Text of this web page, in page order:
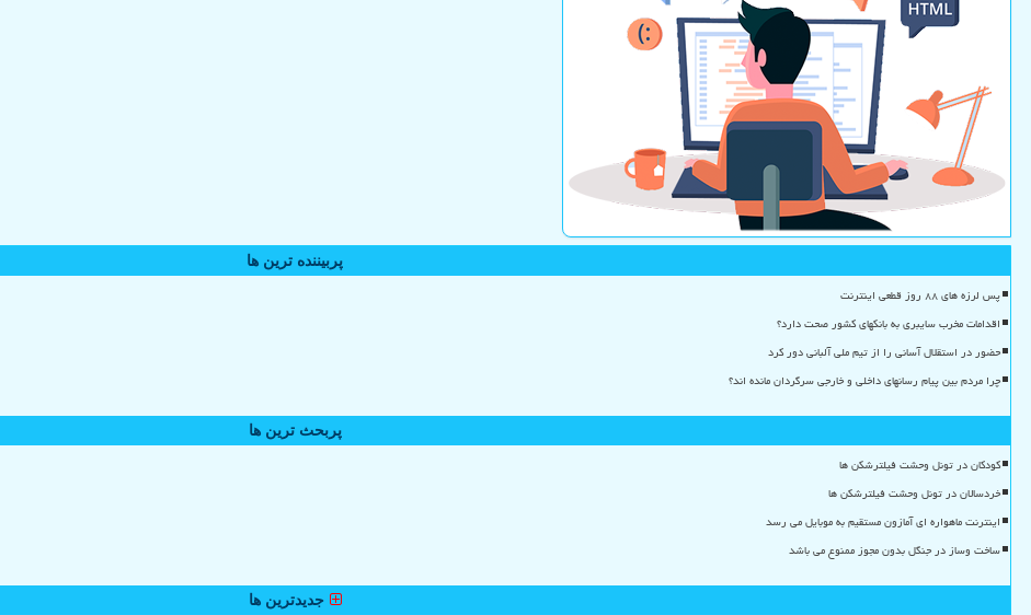
پربیننده ترین ها
پس لرزه های ۸۸ روز قطعی اینترنت
اقدامات مخرب سایبری به بانکهای کشور صحت دارد؟
حضور در استقلال آسانی را از تیم ملی آلبانی دور کرد
چرا مردم بین پیام رسانهای داخلی و خارجی سرگردان مانده اند؟
پربحث ترین ها
کودکان در تونل وحشت فیلترشکن ها
خردسالان در تونل وحشت فیلترشکن ها
اینترنت ماهواره ای آمازون مستقیم به موبایل می رسد
ساخت وساز در جنگل بدون مجوز ممنوع می باشد
جدیدترین ها